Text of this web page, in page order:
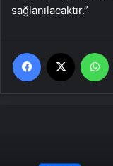
sağlanılacaktır.”
Facebook